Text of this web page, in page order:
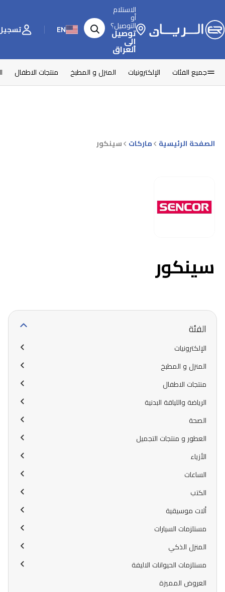
الاستلام
أو
التوصيل؟
توصيل
إلى
العراق
EN تسجيل
جميع الفئات الإلكترونيات المنزل و المطبخ منتجات الاطفال
الصفحة الرئيسية ماركات سينكور
سينكور
الفئة
الإلكترونيات
المنزل و المطبخ
منتجات الاطفال
الرياضة واللياقة البدنية
الصحة
العطور و منتجات التجميل
الأزياء
الساعات
الكتب
ألات موسيقية
مستلزمات السيارات
المنزل الذكي
مستلزمات الحيوانات الاليفة
العروض المميزة